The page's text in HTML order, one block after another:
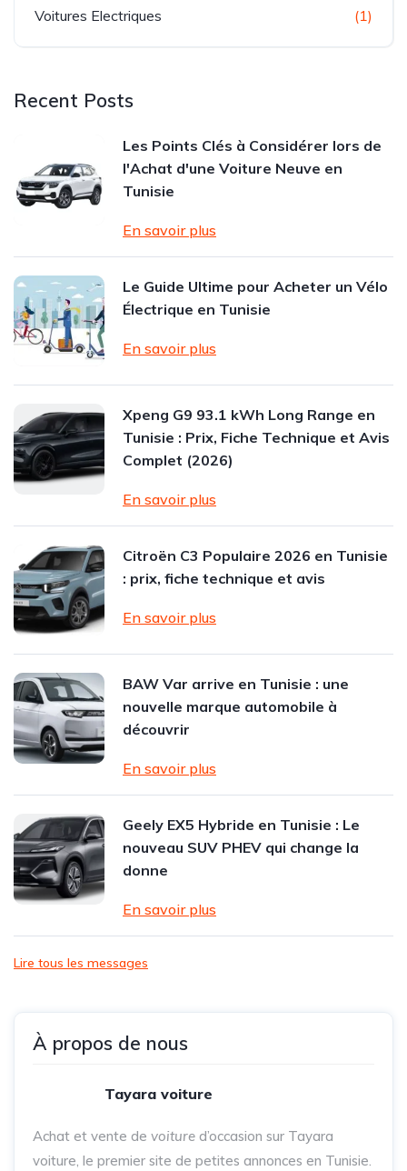
Voitures Electriques (1)
Recent Posts
Les Points Clés à Considérer lors de
l'Achat d'une Voiture Neuve en
Tunisie
En savoir plus
Le Guide Ultime pour Acheter un Vélo
Électrique en Tunisie
En savoir plus
Xpeng G9 93.1 kWh Long Range en
Tunisie : Prix, Fiche Technique et Avis
Complet (2026)
En savoir plus
Citroën C3 Populaire 2026 en Tunisie
: prix, fiche technique et avis
En savoir plus
BAW Var arrive en Tunisie : une
nouvelle marque automobile à
découvrir
En savoir plus
Geely EX5 Hybride en Tunisie : Le
nouveau SUV PHEV qui change la
donne
En savoir plus
Lire tous les messages
À propos de nous
Tayara voiture
Achat et vente de voiture d’occasion sur Tayara
voiture, le premier site de petites annonces en Tunisie.